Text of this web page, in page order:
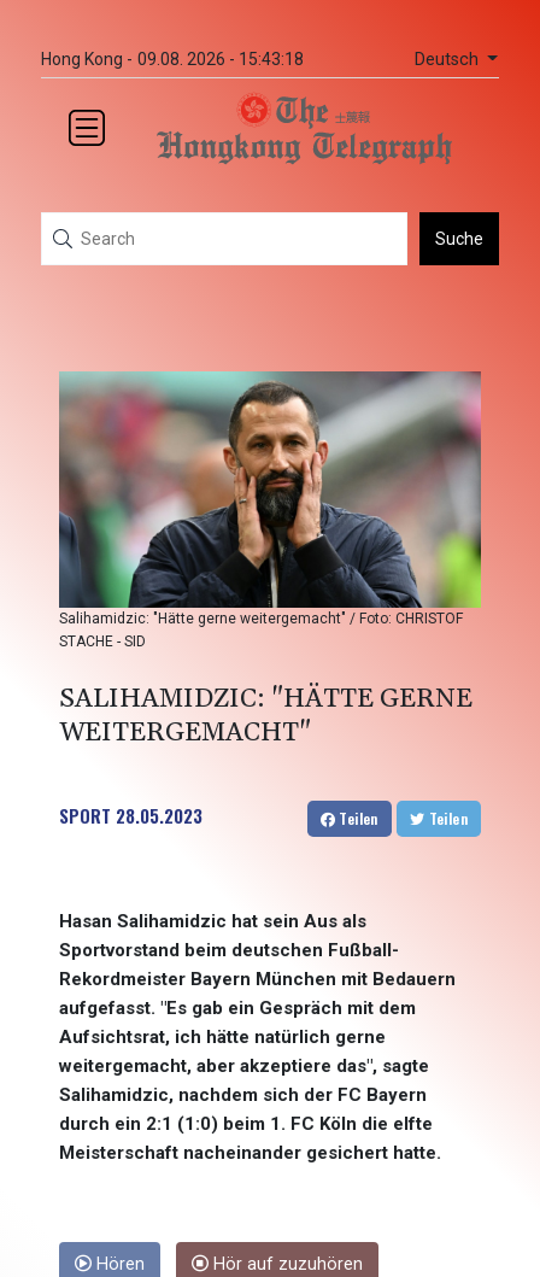
Hong Kong - 09.08. 2026 - 15:43:18 Deutsch
Suche
Salihamidzic: "Hätte gerne weitergemacht" / Foto: CHRISTOF
STACHE - SID
SALIHAMIDZIC: "HÄTTE GERNE
WEITERGEMACHT"
SPORT 28.05.2023 Teilen Teilen
Hasan Salihamidzic hat sein Aus als
Sportvorstand beim deutschen Fußball-
Rekordmeister Bayern München mit Bedauern
aufgefasst. "Es gab ein Gespräch mit dem
Aufsichtsrat, ich hätte natürlich gerne
weitergemacht, aber akzeptiere das", sagte
Salihamidzic, nachdem sich der FC Bayern
durch ein 2:1 (1:0) beim 1. FC Köln die elfte
Meisterschaft nacheinander gesichert hatte.
Hören Hör auf zuzuhören